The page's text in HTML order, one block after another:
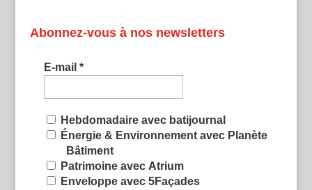
Abonnez-vous à nos newsletters
E-mail *
Hebdomadaire avec batijournal
Énergie & Environnement avec Planète
Bâtiment
Patrimoine avec Atrium
Enveloppe avec 5Façades